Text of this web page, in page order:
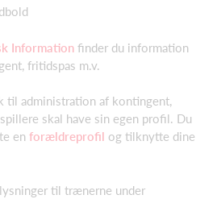
Information finder du information
fritidspas m.v.
til administration af kontingent,
skal have sin egen profil. Du
en forældreprofil og tilknytte dine
til trænerne under